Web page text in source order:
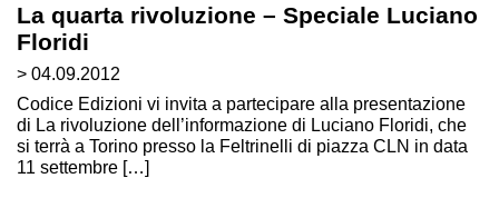
La quarta rivoluzione – Speciale Luciano
Floridi
> 04.09.2012
Codice Edizioni vi invita a partecipare alla presentazione
di La rivoluzione dell’informazione di Luciano Floridi, che
si terrà a Torino presso la Feltrinelli di piazza CLN in data
11 settembre […]